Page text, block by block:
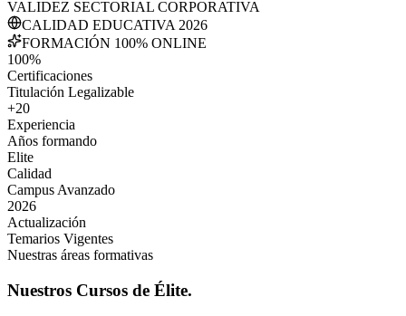
VALIDEZ SECTORIAL CORPORATIVA
CALIDAD EDUCATIVA 2026
FORMACIÓN 100% ONLINE
100%
Certificaciones
Titulación Legalizable
+20
Experiencia
Años formando
Elite
Calidad
Campus Avanzado
2026
Actualización
Temarios Vigentes
Nuestras áreas formativas
Nuestros Cursos de Élite.